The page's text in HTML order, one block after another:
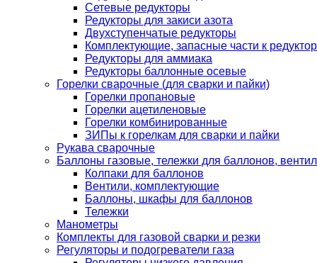
Сетевые редукторы
Редукторы для закиси азота
Двухступенчатые редукторы
Комплектующие, запасные части к
Редукторы для аммиака
Редукторы баллонные осевые
Горелки сварочные (для сварки и пайки)
Горелки пропановые
Горелки ацетиленовые
Горелки комбинированные
ЗИПы к горелкам для сварки и пайки
Рукава сварочные
Баллоны газовые, тележки для баллонов,
Колпаки для баллонов
Вентили, комплектующие
Баллоны, шкафы для баллонов
Тележки
Манометры
Комплекты для газовой сварки и резки
Регуляторы и подогреватели газа